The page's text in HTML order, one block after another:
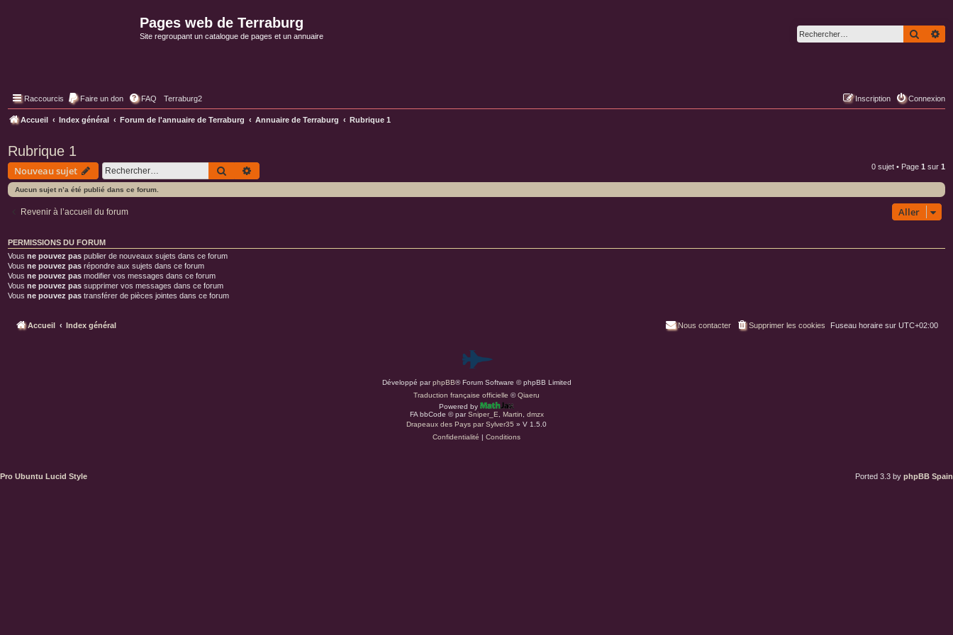
Pages web de Terraburg
Site regroupant un catalogue de pages et un annuaire
Raccourcis Faire un don FAQ Terraburg2 Connexion
Inscription
Accueil Index général Forum de l'annuaire de Terraburg Annuaire de Terraburg Rubrique 1
Rubrique 1
Nouveau sujet Rechercher 0 sujet • Page 1 sur 1
Aucun sujet n’a été publié dans ce forum.
Revenir à l’accueil du forum Aller
PERMISSIONS DU FORUM
Vous ne pouvez pas publier de nouveaux sujets dans ce forum
Vous ne pouvez pas répondre aux sujets dans ce forum
Vous ne pouvez pas modifier vos messages dans ce forum
Vous ne pouvez pas supprimer vos messages dans ce forum
Vous ne pouvez pas transférer de pièces jointes dans ce forum
Accueil Index général Fuseau horaire sur UTC+02:00
Supprimer les cookies
Nous contacter
P
a
r
d
Développé parphpBB® Forum Software © phpBB Limited
Traduction française officielle ©Qiaeru
Powered by
FA bbCode ©parSniper_E Martin
dmzx
Drapeaux des Pays par Sylver35 » V 1.5.0
Confidentialité | Conditions
Pro Ubuntu Lucid Style Ported 3.3 by phpBB Spain